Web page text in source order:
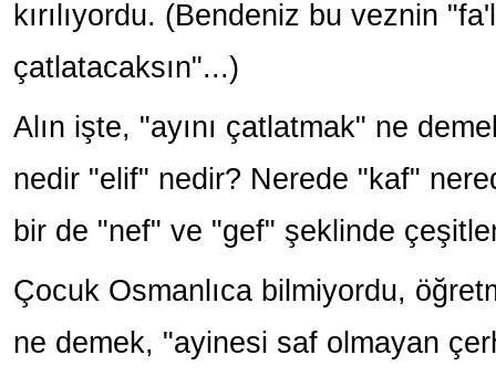
kırılıyordu. (Bendeniz bu veznin
çatlatacaksın"...)
Alın işte, "ayını çatlatmak" ne
nedir "elif" nedir? Nerede "kaf"
bir de "nef" ve "gef" şeklinde
Çocuk Osmanlıca bilmiyordu,
ne demek, "ayinesi saf olmayan